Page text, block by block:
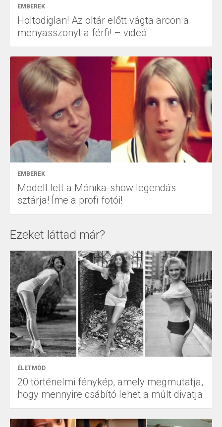
EMBEREK
Holtodiglan! Az oltár előtt vágta arcon a
menyasszonyt a férfi! – videó
EMBEREK
Modell lett a Mónika-show legendás
sztárja! Íme a profi fotói!
Ezeket láttad már?
ÉLETMÓD
20 történelmi fénykép, amely megmutatja,
hogy mennyire csábító lehet a múlt divatja